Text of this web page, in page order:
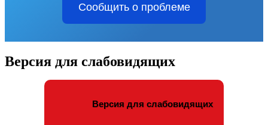
Сообщить о проблеме
Версия для слабовидящих
Версия для слабовидящих